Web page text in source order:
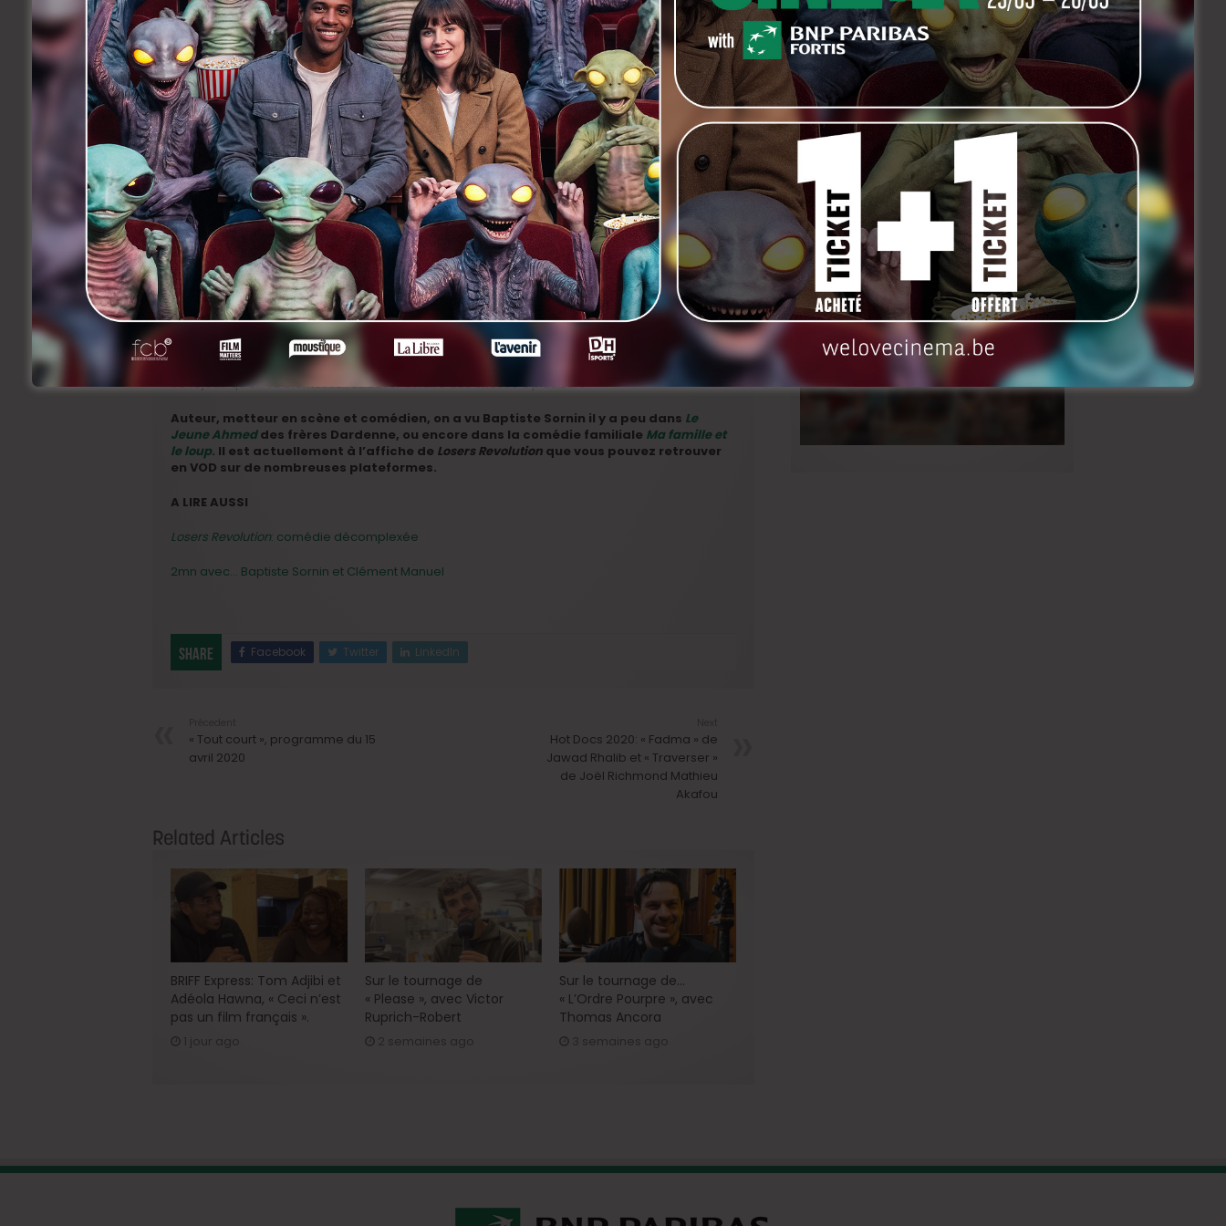
Cocktail à siroter
Quelque chose de fort.
Jeux de société
Je vis seul, donc.
Jeux vidéo
J’ai arrêté après Mario Bross parce que j’ai jamais su sauver la princesse.
Le remède ultime pour faire passer plus vite le confinement?
Surtout ne pas se laisser aller.
L’autre jour j’ai entendu une interview du directeur du Théâtre de Poche de Genève qui disait un
truc que je trouve très pertinent : « Il est peut-être plus juste de faire cette expérience du
manque, de laisser les gens récupérer toutes les séries Netflix qu’ils n’ont pas eu le temps de
voir, de lire tous les livres qu’ils ont à lire et de regarder tous les films qu’ils doivent voir pour
que, au bout d’un moment de ce confinement on se rende compte que ce qui nous manque le
plus, c’est de se réunir ».
Se réjouir qu’on va bientôt se retrouver et faire des choses à plusieurs.
Auteur, metteur en scène et comédien, on a vu Baptiste Sornin il y a peu dans Le
Jeune Ahmeddes frères Dardenne, ou encore dans la comédie familiale Ma famille et
le loup. Il est actuellement à l’affiche de Losers Revolution que vous pouvez retrouver
en VOD sur de nombreuses plateformes.
A LIRE AUSSI
Losers Revolution: comédie décomplexée
2mn avec… Baptiste Sornin et Clément Manuel
Share Facebook Twitter LinkedIn
« Tout court », programme du 15
avril 2020
Hot Docs 2020: « Fadma » de
Jawad Rhalib et « Traverser »
de Joël Richmond Mathieu
Akafou
Related Articles
BRIFF Express: Tom Adjibi et
Adéola Hawna, « Ceci n’est
pas un film français ».
1 jour ago
Sur le tournage de
« Please », avec Victor
Ruprich-Robert
2 semaines ago
Sur le tournage de…
« L’Ordre Pourpre », avec
Thomas Ancora
3 semaines ago